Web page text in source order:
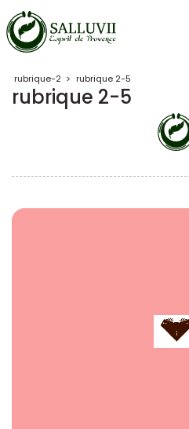
Panneau de gestion des cookies
rubrique-2 > rubrique 2-5
rubrique 2-5